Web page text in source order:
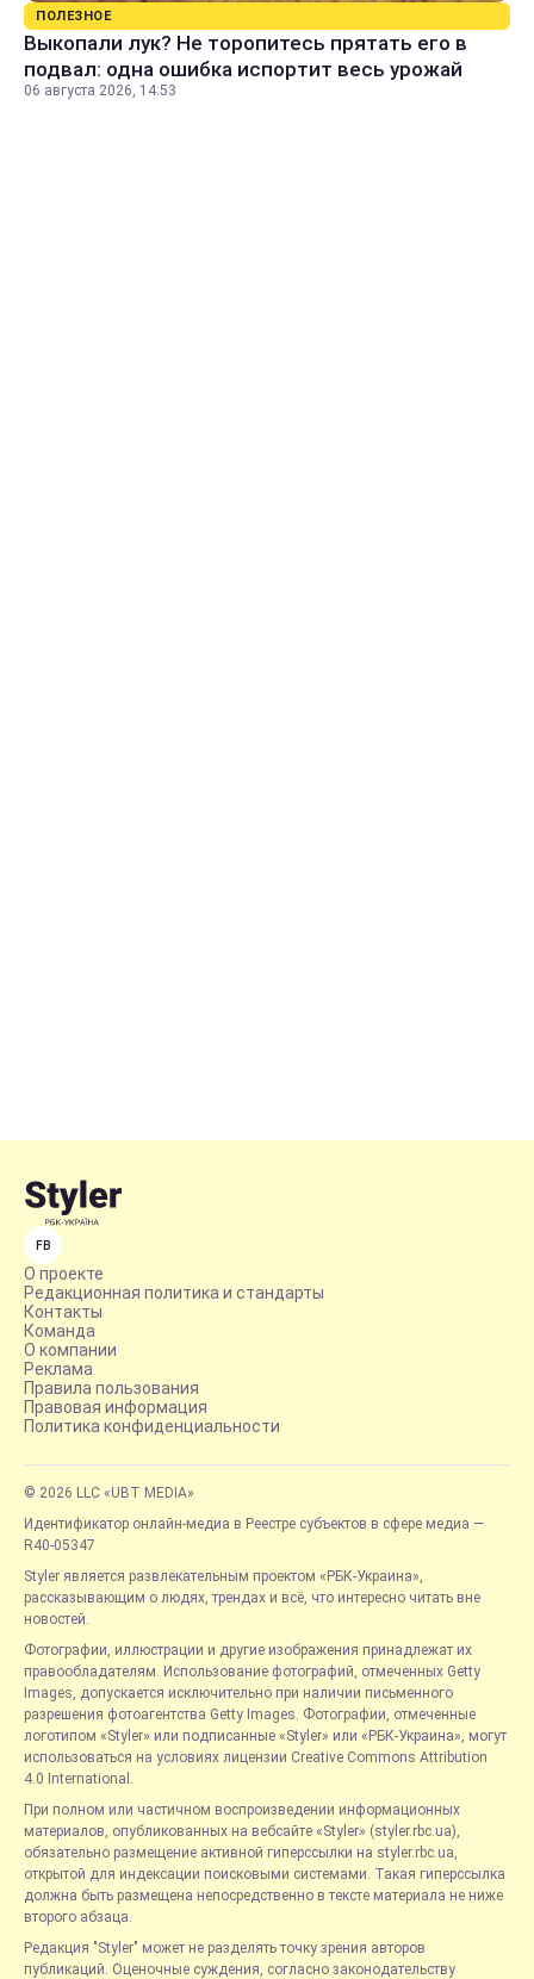
ПОЛЕЗНОЕ
Выкопали лук? Не торопитесь прятать его в
подвал: одна ошибка испортит весь урожай
06 августа 2026, 14:53
FB
О проекте
Редакционная политика и стандарты
Контакты
Команда
О компании
Реклама
Правила пользования
Правовая информация
Политика конфиденциальности
© 2026 LLC «UBT MEDIA»
Идентификатор онлайн-медиа в Реестре субъектов в сфере медиа —
R40-05347
Styler является развлекательным проектом «РБК-Украина»,
рассказывающим о людях, трендах и всё, что интересно читать вне
новостей.
Фотографии, иллюстрации и другие изображения принадлежат их
правообладателям. Использование фотографий, отмеченных Getty
Images, допускается исключительно при наличии письменного
разрешения фотоагентства Getty Images. Фотографии, отмеченные
логотипом «Styler» или подписанные «Styler» или «РБК-Украина», могут
использоваться на условиях лицензии Creative Commons Attribution
4.0 International.
При полном или частичном воспроизведении информационных
материалов, опубликованных на вебсайте «Styler» (styler.rbc.ua),
обязательно размещение активной гиперссылки на styler.rbc.ua,
открытой для индексации поисковыми системами. Такая гиперссылка
должна быть размещена непосредственно в тексте материала не ниже
второго абзаца.
Редакция "Styler" может не разделять точку зрения авторов
публикаций. Оценочные суждения, согласно законодательству